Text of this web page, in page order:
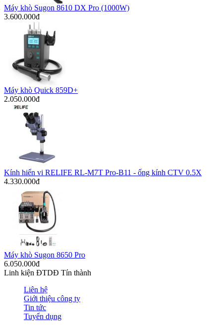
Máy khò Sugon 8610 DX Pro (1000W)
3.600.000đ
Máy khò Quick 859D+
2.050.000đ
Kính hiển vi RELIFE RL-M7T Pro-B11 - ống kính CTV 0.5X
4.330.000đ
Máy khò Sugon 8650 Pro
6.050.000đ
Linh kiện ĐTDĐ Tín thành
Liên hệ
Giới thiệu công ty
Tin tức
Tuyển dụng